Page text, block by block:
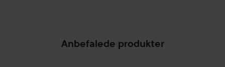
Anbefalede produkter